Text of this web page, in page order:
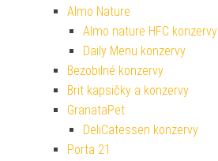
Almo Nature
Almo nature HFC konzervy
Daily Menu konzervy
Bezobilné konzervy
Brit kapsičky a konzervy
GranataPet
DeliCatessen konzervy
Porta 21